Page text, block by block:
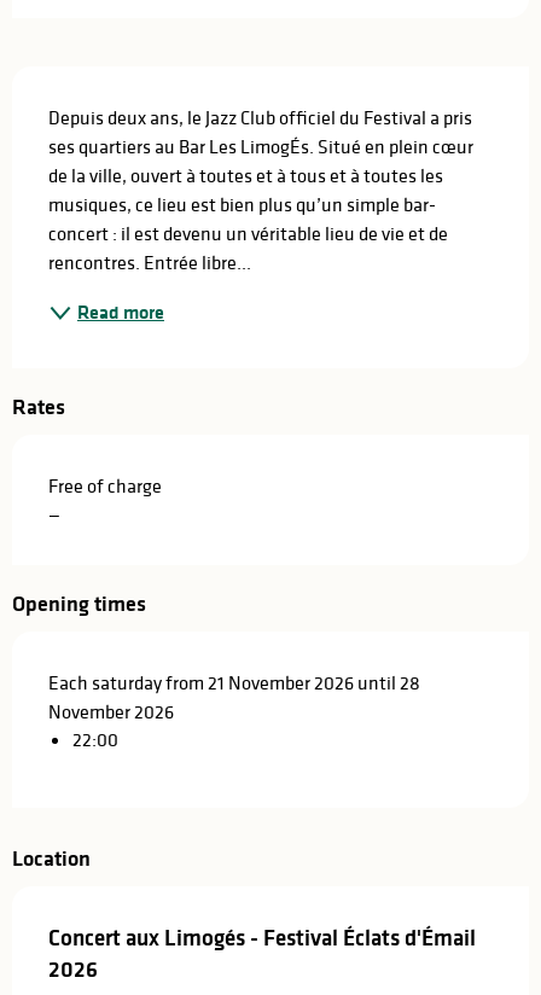
Depuis deux ans, le Jazz Club officiel du Festival a pris
ses quartiers au Bar Les LimogÉs. Situé en plein cœur
de la ville, ouvert à toutes et à tous et à toutes les
musiques, ce lieu est bien plus qu’un simple bar-
concert : il est devenu un véritable lieu de vie et de
rencontres. Entrée libre...
Read more
Rates
Free of charge
—
Opening times
Each saturday from 21 November 2026 until 28
November 2026
22:00
Location
Concert aux Limogés - Festival Éclats d'Émail
2026